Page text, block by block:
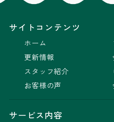
サイトコンテンツ
ホーム
更新情報
スタッフ紹介
お客様の声
サービス内容